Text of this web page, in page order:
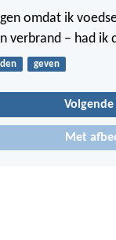
omdat ik
verbrand – had
geven
Met